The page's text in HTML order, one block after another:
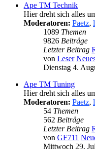
Ape TM Technik
Hier dreht sich alles
Moderatoren: Paetz,
1089 Themen
9826 Beiträge
Letzter Beitrag
von Leser
Dienstag 4.
Ape TM Tuning
Hier dreht sich alles
Moderatoren: Paetz,
54 Themen
562 Beiträge
Letzter Beitrag
von GF711
Mittwoch 29.